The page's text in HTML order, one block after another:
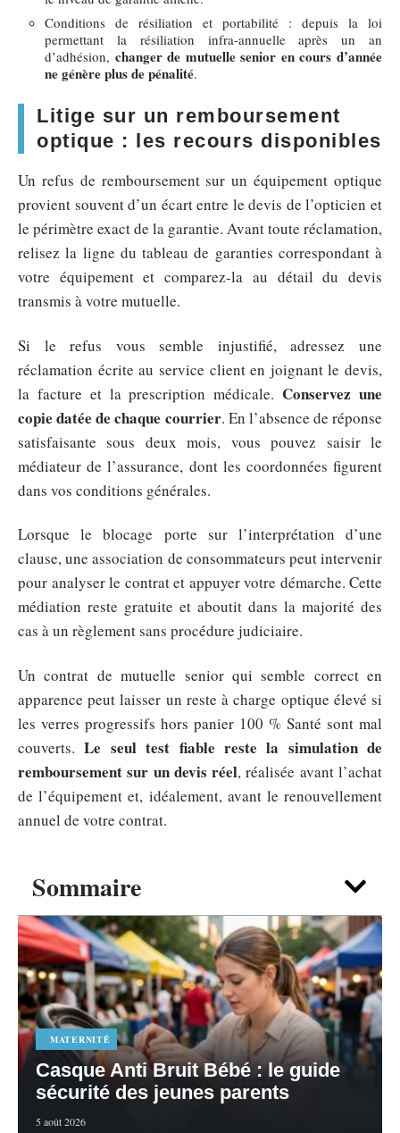
Sommaire
MATERNITÉ
Casque Anti Bruit Bébé : le guide
sécurité des jeunes parents
5 août 2026
Conditions de résiliation et portabilité : depuis la loi
permettant la résiliation infra-annuelle après un an
d’adhésion, changer de mutuelle senior en cours d’année
ne génère plus de pénalité.
Litige sur un remboursement
optique : les recours disponibles
Un refus de remboursement sur un équipement optique
provient souvent d’un écart entre le devis de l’opticien et
le périmètre exact de la garantie. Avant toute réclamation,
relisez la ligne du tableau de garanties correspondant à
votre équipement et comparez-la au détail du devis
transmis à votre mutuelle.
Si le refus vous semble injustifié, adressez une
réclamation écrite au service client en joignant le devis,
la facture et la prescription médicale. Conservez une
copie datée de chaque courrier. En l’absence de réponse
satisfaisante sous deux mois, vous pouvez saisir le
médiateur de l’assurance, dont les coordonnées figurent
dans vos conditions générales.
Lorsque le blocage porte sur l’interprétation d’une
clause, une association de consommateurs peut intervenir
pour analyser le contrat et appuyer votre démarche. Cette
médiation reste gratuite et aboutit dans la majorité des
cas à un règlement sans procédure judiciaire.
Un contrat de mutuelle senior qui semble correct en
apparence peut laisser un reste à charge optique élevé si
les verres progressifs hors panier 100 % Santé sont mal
couverts.Le seul test fiable reste la simulation de
remboursement sur un devis réel, réalisée avant l’achat
de l’équipement et, idéalement, avant le renouvellement
annuel de votre contrat.